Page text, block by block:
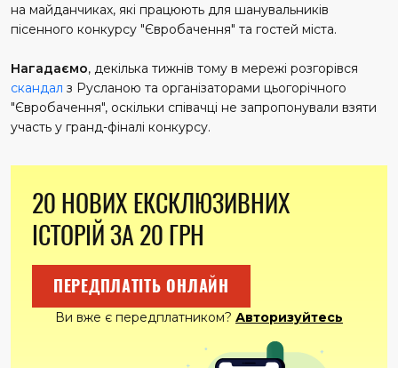
на майданчиках, які працюють для шанувальників
пісенного конкурсу "Євробачення" та гостей міста.
Нагадаємо, декілька тижнів тому в мережі розгорівся
скандал з Русланою та організаторами цьогорічного
"Євробачення", оскільки співачці не запропонували взяти
участь у гранд-фіналі конкурсу.
20 НОВИХ ЕКСКЛЮЗИВНИХ
ІСТОРІЙ ЗА 20 ГРН
ПЕРЕДПЛАТІТЬ ОНЛАЙН
Ви вже є передплатником? Авторизуйтесь